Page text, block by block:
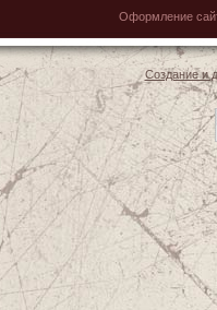
Оформление
Создание и